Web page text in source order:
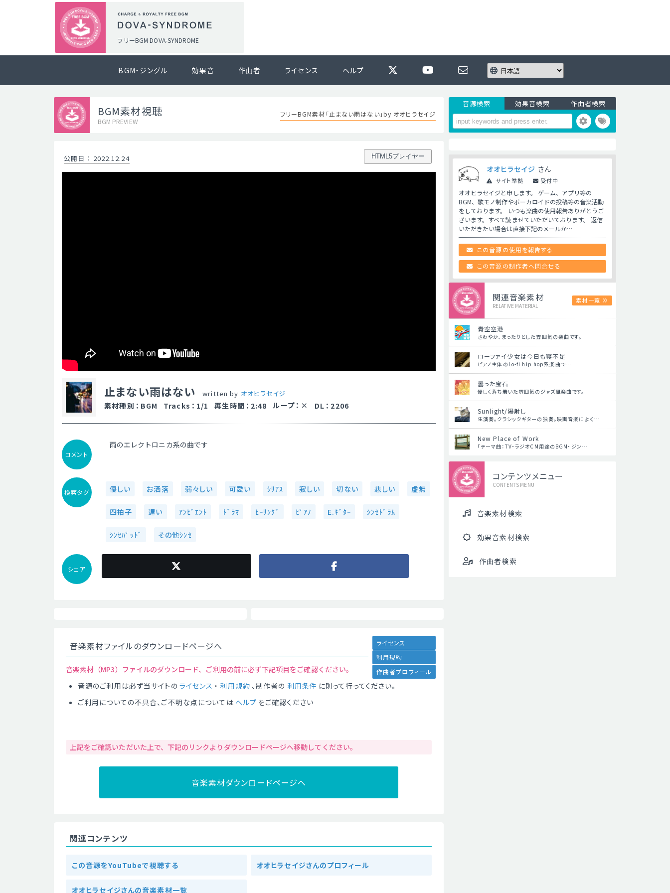
フリーBGM DOVA-SYNDROME
BGM・ジングル 効果音 作曲者 ライセンス ヘルプ
BGM素材視聴
BGM PREVIEW
フリーBGM素材「止まない雨はない」by オオヒラセイジ
公開日 ： 2022.12.24 HTML5プレイヤー
止まない雨はない written by オオヒラセイジ
素材種別 ： BGM Tracks ： 1/1 再生時間 ： 2:48 ループ ： DL ： 2206
コメント
雨のエレクトロニカ系の曲です
検索タグ 優しい お洒落 弱々しい 可愛い ｼﾘｱｽ 寂しい 切ない 悲しい 虚無
四拍子 遅い ｱﾝﾋﾞｴﾝﾄ ﾄﾞﾗﾏ ﾋｰﾘﾝｸﾞ ﾋﾟｱﾉ E.ｷﾞﾀｰ ｼﾝｾﾄﾞﾗﾑ
ｼﾝｾﾊﾟｯﾄﾞ その他ｼﾝｾ
シェア
音楽素材ファイルのダウンロードページへ
ライセンス
利用規約
作曲者プロフィール
音楽素材（MP3）ファイルのダウンロード、ご利用の前に必ず下記項目をご確認ください。
音源のご利用は必ず当サイトの ライセンス ・ 利用規約 、制作者の 利用条件 に則って行ってください。
ご利用についての不具合、ご不明な点については ヘルプ をご確認ください
上記をご確認いただいた上で、下記のリンクよりダウンロードページへ移動してください。
音楽素材ダウンロードページへ
関連コンテンツ
この音源をYouTubeで視聴する オオヒラセイジさんのプロフィール
オオヒラセイジさんの音楽素材一覧
音源検索 効果音検索 作曲者検索
オオヒラセイジ さん
サイト準拠 受付中
オオヒラセイジと申します。 ゲーム、アプリ等の
BGM、歌モノ制作やボーカロイドの投稿等の音楽活動
をしております。 いつも楽曲の使用報告ありがとうご
ざいます。すべて読ませていただいております。 返信
いただきたい場合は直接下記のメールか…
この音源の使用を報告する
この音源の制作者へ問合せる
関連音楽素材
RELATIVE MATERIAL
素材一覧
青空空港
さわやか、まったりとした雰囲気の楽曲です。
ローファイ少女は今日も寝不足
ピアノ主体のLo-fi hip hop系楽曲で…
曇った宝石
優しく落ち着いた雰囲気のジャズ風楽曲です。
Sunlight/陽射し
生演奏。クラシックギターの独奏。映画音楽によく…
New Place of Work
「テーマ曲：TV・ラジオCM用途のBGM・ジン…
コンテンツメニュー
CONTENTS MENU
音楽素材検索
効果音素材検索
作曲者検索